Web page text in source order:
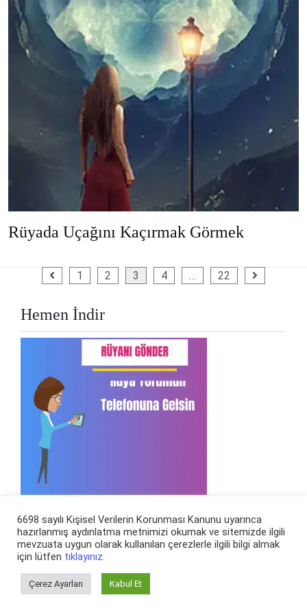
Rüyada Uçağını Kaçırmak Görmek
1 2 3 4 … 22
Hemen İndir
Rüya Ara
Arama:
6698 sayılı Kişisel Verilerin Korunması Kanunu uyarınca
hazırlanmış aydınlatma metnimizi okumak ve sitemizde ilgili
mevzuata uygun olarak kullanılan çerezlerle ilgili bilgi almak
için lütfen tıklayınız.
Çerez Ayarları Kabul Et